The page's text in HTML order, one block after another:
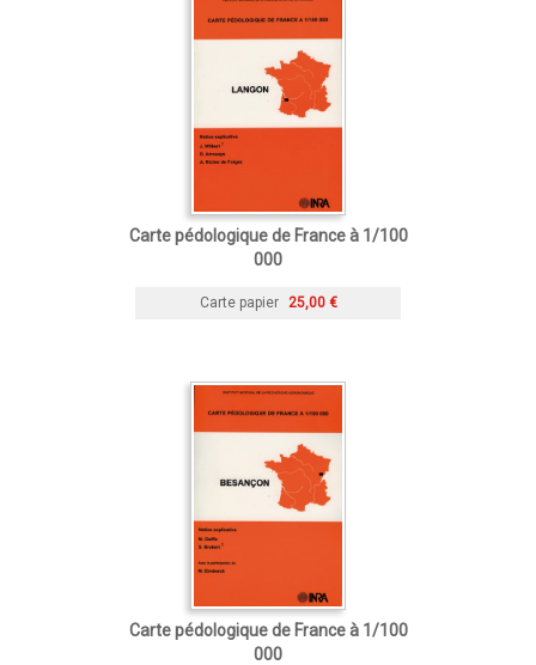
Carte pédologique de France à 1/100
000
Carte papier 25,00 €
Carte pédologique de France à 1/100
000